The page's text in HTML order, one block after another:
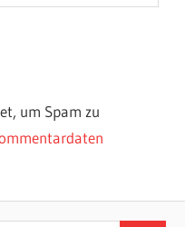
um Spam zu